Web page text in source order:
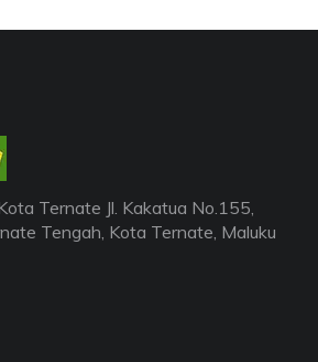
Ternate Jl. Kakatua No.155,
Tengah, Kota Ternate, Maluku